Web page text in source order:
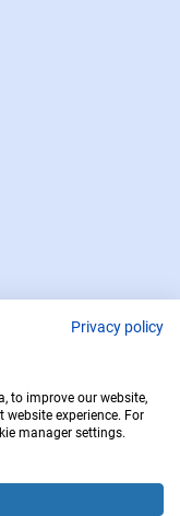
AN : 112
Privacy policy
to improve our website,
experience. For
manager settings.